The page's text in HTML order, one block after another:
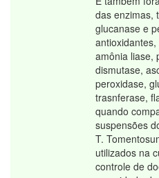
das enzimas,
glucanase e
amônia liase,
dismutase,
peroxidase,
trasnferase,
quando
suspensões
T.
utilizados na
controle de